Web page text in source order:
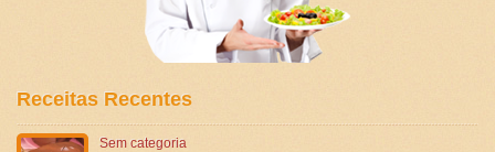
Receitas Recentes
Sem categoria